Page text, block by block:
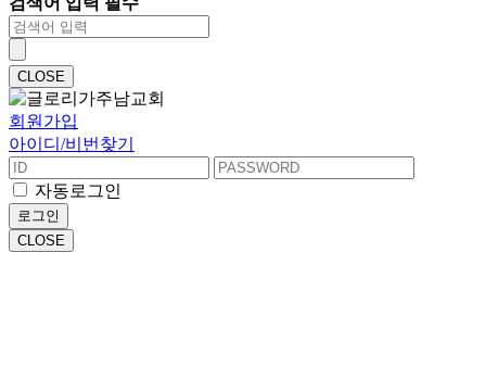
CLOSE
회원가입
아이디/비번찾기
자동로그인
로그인
CLOSE